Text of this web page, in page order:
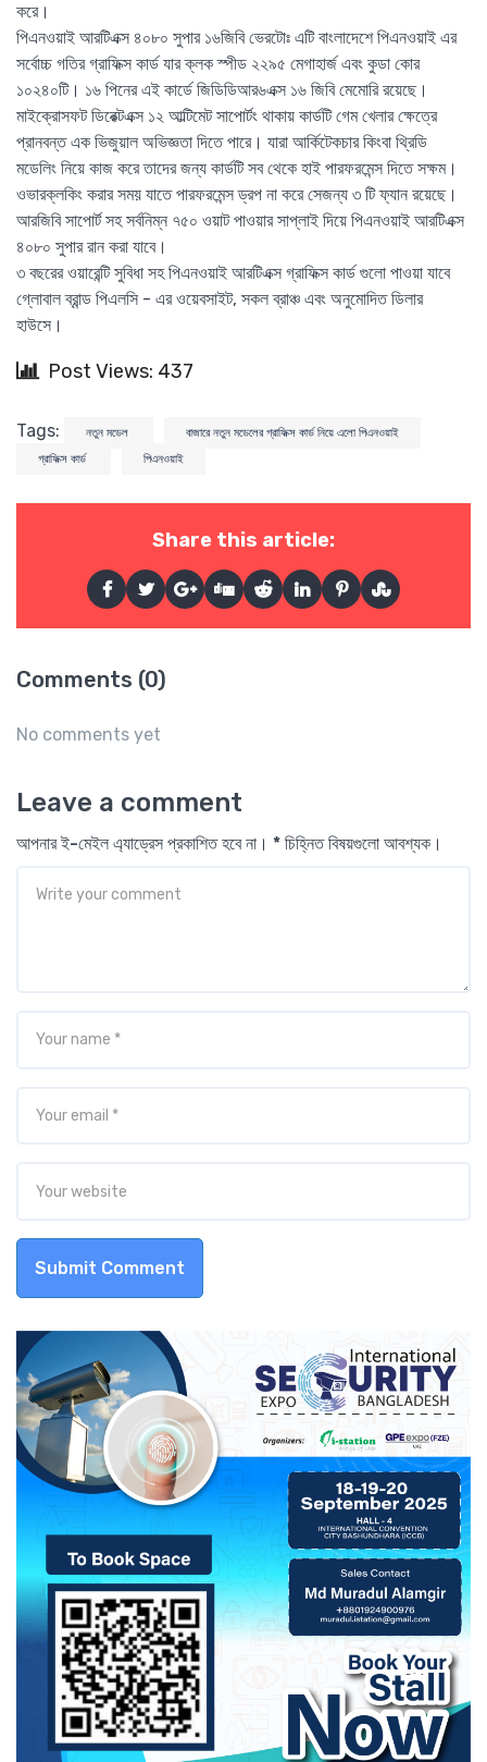
করে।
পিএনওয়াই আরটিএক্স ৪০৮০ সুপার ১৬জিবি ভেরটোঃ এটি বাংলাদেশে পিএনওয়াই এর
সর্বোচ্চ গতির গ্রাফিক্স কার্ড যার ক্লক স্পীড ২২৯৫ মেগাহার্জ এবং কুডা কোর
১০২৪০টি। ১৬ পিনের এই কার্ডে জিডিডিআর৬এক্স ১৬ জিবি মেমোরি রয়েছে।
মাইক্রোসফট ডিরেক্টএক্স ১২ আল্টিমেট সাপোর্টং থাকায় কার্ডটি গেম খেলার ক্ষেত্রে
প্রানবন্ত এক ভিজুয়াল অভিজ্ঞতা দিতে পারে। যারা আর্কিটেকচার কিংবা থ্রিডি
মডেলিং নিয়ে কাজ করে তাদের জন্য কার্ডটি সব থেকে হাই পারফরমেন্স দিতে সক্ষম।
ওভারক্লকিং করার সময় যাতে পারফরমেন্স ড্রপ না করে সেজন্য ৩ টি ফ্যান রয়েছে।
আরজিবি সাপোর্ট সহ সর্বনিম্ন ৭৫০ ওয়াট পাওয়ার সাপ্লাই দিয়ে পিএনওয়াই আরটিএক্স
৪০৮০ সুপার রান করা যাবে।
৩ বছরের ওয়ারেন্টি সুবিধা সহ পিএনওয়াই আরটিএক্স গ্রাফিক্স কার্ড গুলো পাওয়া যাবে
গ্লোবাল ব্রান্ড পিএলসি - এর ওয়েবসাইট, সকল ব্রাঞ্চ এবং অনুমোদিত ডিলার
হাউসে।
Post Views: 437
Tags: নতুন মডেল
বাজারে নতুন মডেলের গ্রাফিক্স কার্ড নিয়ে এলো পিএনওয়াই
গ্রাফিক্স কার্ড
পিএনওয়াই
Share this article:
Comments (0)
No comments yet
Leave a comment
আপনার ই-মেইল এ্যাড্রেস প্রকাশিত হবে না। * চিহ্নিত বিষয়গুলো আবশ্যক।
Submit Comment